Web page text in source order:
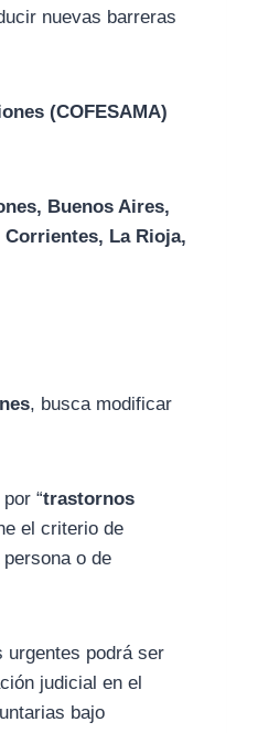
nuevas barreras
(COFESAMA)
Buenos Aires,
La Rioja,
, busca modificar
“trastornos
el criterio de
o de
urgentes podrá ser
judicial en el
bajo